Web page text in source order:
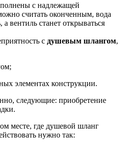
с надлежащей
считать оконченным, вода
а вентиль станет открываться
с душевым шлангом,
элементах конструкции.
следующие: приобретение
месте, где душевой шланг
нужно так: